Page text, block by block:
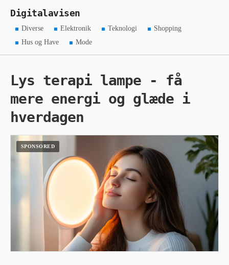
Digitalavisen
Diverse Elektronik Teknologi
Shopping
Hus og Have
Mode
Lys terapi lampe - få
mere energi og glæde i
hverdagen